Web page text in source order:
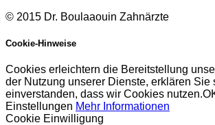
© 2015 Dr. Boulaaouin Zahnärzte
Cookie-Hinweise
Cookies erleichtern die Bereitstellung
der Nutzung unserer Dienste, erklären Sie
einverstanden, dass wir Cookies nutzen.
Einstellungen Mehr Informationen
Cookie Einwilligung